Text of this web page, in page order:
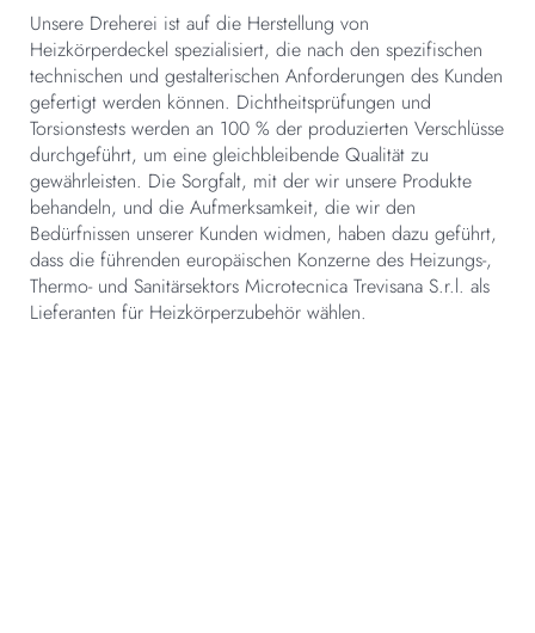
Unsere Dreherei ist auf die Herstellung von
Heizkörperdeckel spezialisiert, die nach den spezifischen
technischen und gestalterischen Anforderungen des Kunden
gefertigt werden können. Dichtheitsprüfungen und
Torsionstests werden an 100 % der produzierten Verschlüsse
durchgeführt, um eine gleichbleibende Qualität zu
gewährleisten. Die Sorgfalt, mit der wir unsere Produkte
behandeln, und die Aufmerksamkeit, die wir den
Bedürfnissen unserer Kunden widmen, haben dazu geführt,
dass die führenden europäischen Konzerne des Heizungs-,
Thermo- und Sanitärsektors Microtecnica Trevisana S.r.l. als
Lieferanten für Heizkörperzubehör wählen.